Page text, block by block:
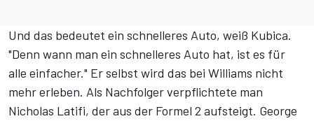
Und das bedeutet ein schnelleres Auto, weiß Kubica.
"Denn wann man ein schnelleres Auto hat, ist es für
alle einfacher." Er selbst wird das bei Williams nicht
mehr erleben. Als Nachfolger verpflichtete man
Nicholas Latifi, der aus der Formel 2 aufsteigt. George